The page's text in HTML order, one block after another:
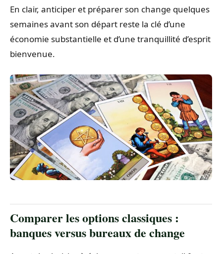
En clair, anticiper et préparer son change quelques
semaines avant son départ reste la clé d’une
économie substantielle et d’une tranquillité d’esprit
bienvenue.
Comparer les options classiques :
banques versus bureaux de change